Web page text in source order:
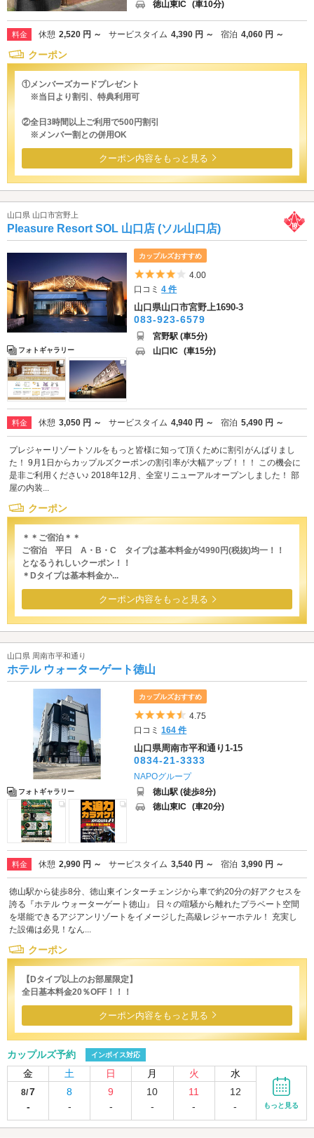
徳山東IC (車10分)
料金 休憩 2,520 円 ～ サービスタイム 4,390 円 ～ 宿泊 4,060 円 ～
クーポン
①メンバーズカードプレゼント
※当日より割引、特典利用可
②全日3時間以上ご利用で500円割引
※メンバー割との併用OK
クーポン内容をもっと見る
山口県 山口市宮野上
Pleasure Resort SOL 山口店 (ソル山口店)
フォトギャラリー
カップルズおすすめ
5つ星のうち4
4.00
口コミ4 件
山口県山口市宮野上1690-3
083-923-6579
宮野駅 (車5分)
山口IC (車15分)
料金 休憩 3,050 円 ～ サービスタイム 4,940 円 ～ 宿泊 5,490 円 ～
プレジャーリゾートソルをもっと皆様に知って頂くために割引がんばりまし
た！ 9月1日からカップルズクーポンの割引率が大幅アップ！！！ この機会に
是非ご利用ください♪ 2018年12月、全室リニューアルオープンしました！ 部
屋の内装...
クーポン
＊＊ご宿泊＊＊
ご宿泊 平日 A・B・C タイプは基本料金が4990円(税抜)均一！！
となるうれしいクーポン！！
＊Dタイプは基本料金か...
クーポン内容をもっと見る
山口県 周南市平和通り
ホテル ウォーターゲート徳山
フォトギャラリー
カップルズおすすめ
5つ星のうち4.5
4.75
口コミ164 件
山口県周南市平和通り1-15
0834-21-3333
NAPOグループ
徳山駅 (徒歩8分)
徳山東IC (車20分)
料金 休憩 2,990 円 ～ サービスタイム 3,540 円 ～ 宿泊 3,990 円 ～
徳山駅から徒歩8分、徳山東インターチェンジから車で約20分の好アクセスを
誇る『ホテル ウォーターゲート徳山』 日々の喧騒から離れたプラベート空間
を堪能できるアジアンリゾートをイメージした高級レジャーホテル！ 充実し
た設備は必見！なん...
クーポン
【Dタイプ以上のお部屋限定】
全日基本料金20％OFF！！！
クーポン内容をもっと見る
カップルズ予約 インボイス対応
金 土 日 月 火 水
8/7
-
8
-
9
-
10
-
11
-
12
-
もっと見る